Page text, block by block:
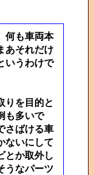
何も車両本
あそれだけ
いうわけで
りを目的と
も多いで
さばける車
ないにして
とか取外し
うなパーツ